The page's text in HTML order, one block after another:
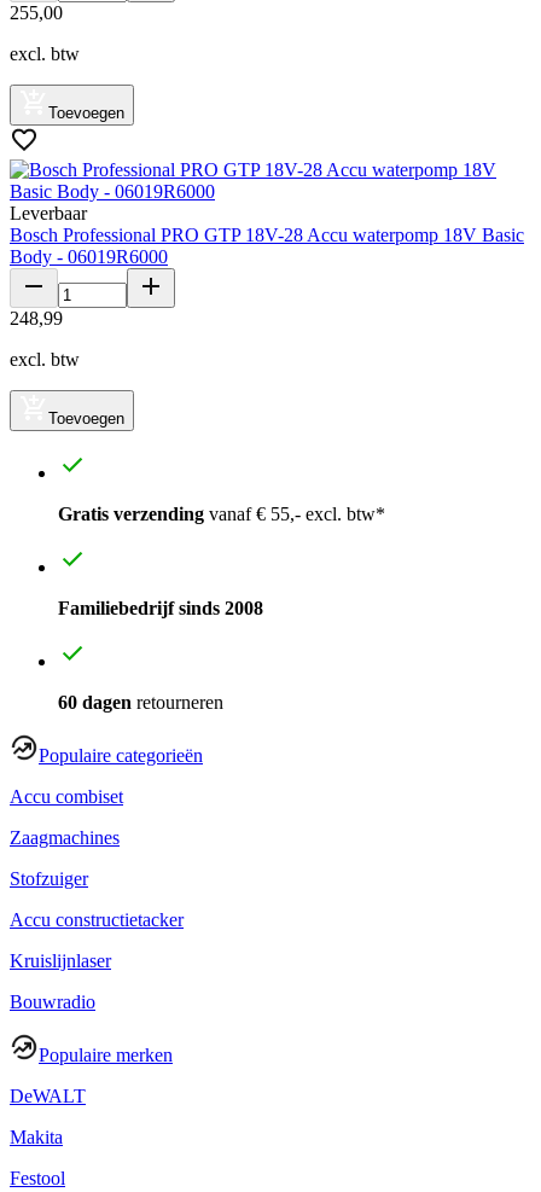
255,00
excl. btw
Toevoegen
Leverbaar
Bosch Professional PRO GTP 18V-28 Accu waterpomp 18V Basic
Body - 06019R6000
248,99
excl. btw
Toevoegen
Gratis verzending vanaf € 55,- excl. btw*
Familiebedrijf sinds 2008
60 dagen retourneren
Populaire categorieën
Accu combiset
Zaagmachines
Stofzuiger
Accu constructietacker
Kruislijnlaser
Bouwradio
Populaire merken
DeWALT
Makita
Festool